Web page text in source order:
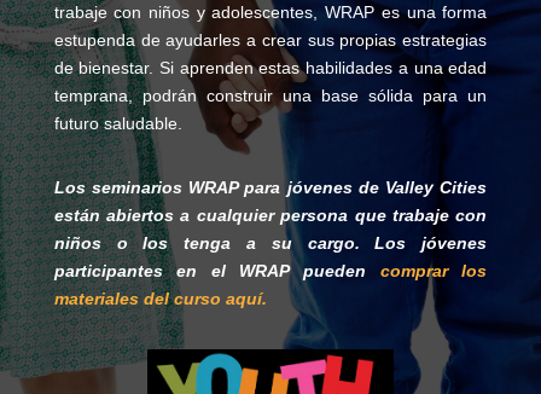
trabaje con niños y adolescentes, WRAP es una forma
estupenda de ayudarles a crear sus propias estrategias
de bienestar. Si aprenden estas habilidades a una edad
temprana, podrán construir una base sólida para un
futuro saludable.
Los seminarios WRAP para jóvenes de Valley Cities
están abiertos a cualquier persona que trabaje con
niños o los tenga a su cargo. Los jóvenes
participantes en el WRAP pueden comprar los
materiales del curso aquí.